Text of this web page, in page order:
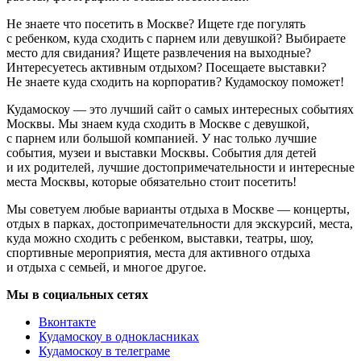
Не знаете что посетить в Москве? Ищете где погулять
с ребенком, куда сходить с парнем или девушкой? Выбираете
место для свидания? Ищете развлечения на выходные?
Интересуетесь активным отдыхом? Посещаете выставки?
Не знаете куда сходить на корпоратив? Кудамоскоу поможет!
Кудамоскоу — это лучший сайт о самых интересных событиях
Москвы. Мы знаем куда сходить в Москве с девушкой,
с парнем или большой компанией. У нас только лучшие
события, музеи и выставки Москвы. События для детей
и их родителей, лучшие достопримечательности и интересные
места Москвы, которые обязательно стоит посетить!
Мы советуем любые варианты отдыха в Москве — концерты,
отдых в парках, достопримечательности для экскурсий, места,
куда можно сходить с ребенком, выставки, театры, шоу,
спортивные мероприятия, места для активного отдыха
и отдыха с семьей, и многое другое.
Мы в социальных сетях
Вконтакте
Кудамоскоу в однокласниках
Кудамоскоу в телеграме